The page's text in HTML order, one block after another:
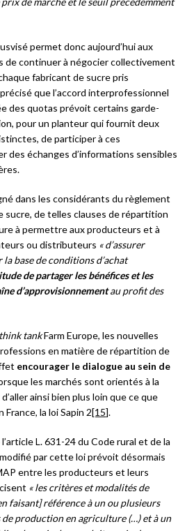
permet donc aujourd’hui aux
de continuer à négocier collectivement
fabricant de sucre pris
que l’accord interprofessionnel
des quotas prévoit certains garde-
pour un planteur qui fournit deux
de participer à ces
des échanges d’informations sensibles
dans les considérants du règlement
sucre, de telles clauses de répartition
à permettre aux producteurs et à
ou distributeurs «d’assurer
base de conditions d’achat
de partager les bénéfices et les
d’approvisionnementau profit des
think tankFarm Europe, les nouvelles
en matière de répartition de
encourager le dialogue au sein de
les marchés sont orientés à la
ainsi bien plus loin que ce que
la loi Sapin 2[15].
L. 631-24 du Code rural et de la
par cette loi prévoit désormais
entre les producteurs et leurs
« les critères et modalités de
faisant] référence à un ou plusieurs
production en agriculture (…) et à un